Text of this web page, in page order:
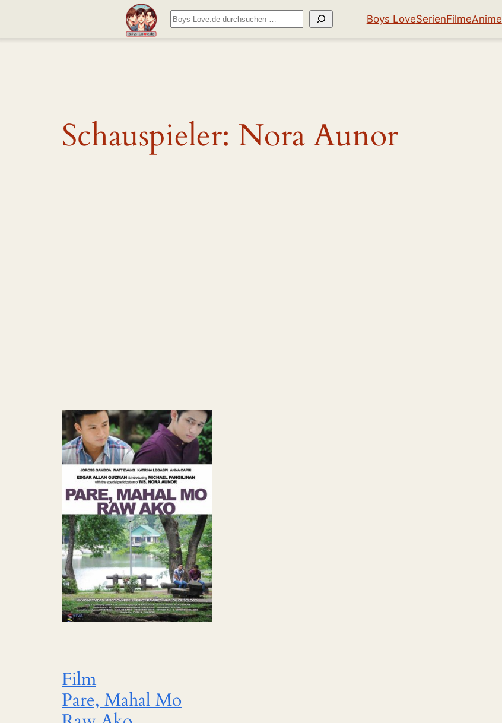
Suchen Boys LoveSerienFilmeAnime
Schauspieler: Nora Aunor
Film
Pare, Mahal Mo